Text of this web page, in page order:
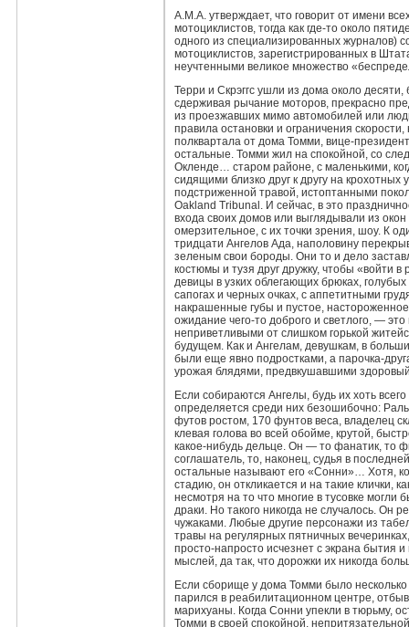
А.М.А. утверждает, что говорит от имени
мотоциклистов, тогда как где‑то около
одного из специализированных журналов)
мотоциклистов, зарегистрированных в
неучтенными великое множество
Терри и Скрэггс ушли из дома около
сдерживая рычание моторов, прекрасно
из проезжавших мимо автомобилей или
правила остановки и ограничения
полквартала от дома Томми,
остальные. Томми жил на спокойной, со
Окленде… старом районе, с маленькими,
сидящими близко друг к другу на крохотных
подстриженной травой, истоптанными
Oakland Tribunal. И сейчас, в это
входа своих домов или выглядывали из
омерзительное, с их точки зрения, шоу. К
тридцати Ангелов Ада, наполовину
зеленым свои бороды. Они то и дело
костюмы и тузя друг дружку, чтобы «войти
девицы в узких облегающих брюках, голубых
сапогах и черных очках, с аппетитными
накрашенные губы и пустое,
ожидание чего‑то доброго и светлого, —
неприветливыми от слишком горькой
будущем. Как и Ангелам, девушкам, в
были еще явно подростками, а
урожая блядями, предвкушавшими здоровый
Если собираются Ангелы, будь их хоть
определяется среди них безошибочно:
футов ростом, 170 фунтов веса, владелец
клевая голова во всей обойме, крутой,
какое‑нибудь дельце. Он — то фанатик, то
соглашатель, то, наконец, судья в
остальные называют его «Сонни»… Хотя,
стадию, он откликается и на такие клички,
несмотря на то что многие в тусовке могли
драки. Но такого никогда не случалось. Он
чужаками. Любые другие персонажи из
травы на регулярных пятничных
просто‑напросто исчезнет с экрана бытия
мыслей, да так, что дорожки их никогда
Если сборище у дома Томми было
парился в реабилитационном центре,
марихуаны. Когда Сонни упекли в тюрьму,
Томми в своей спокойной,